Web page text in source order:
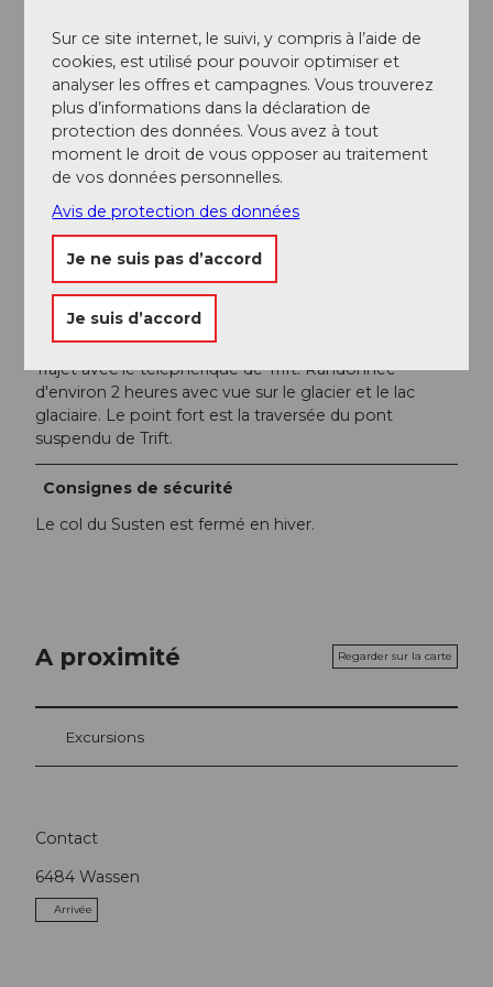
Heures d'ouverture des cols alpins
Car postal
Auteur(e)
Organisation
Région de vacances Andermatt
Trajet avec le téléphérique de Trift. Randonnée
d'environ 2 heures avec vue sur le glacier et le lac
glaciaire. Le point fort est la traversée du pont
suspendu de Trift.
Consignes de sécurité
Le col du Susten est fermé en hiver.
A proximité Regarder sur la carte
Excursions
Contact
6484 Wassen
Arrivée
Sur ce site internet, le suivi, y compris à l’aide de
cookies, est utilisé pour pouvoir optimiser et
analyser les offres et campagnes. Vous trouverez
plus d’informations dans la déclaration de
protection des données. Vous avez à tout
moment le droit de vous opposer au traitement
de vos données personnelles.
Avis de protection des données
Je ne suis pas d’accord
Je suis d’accord